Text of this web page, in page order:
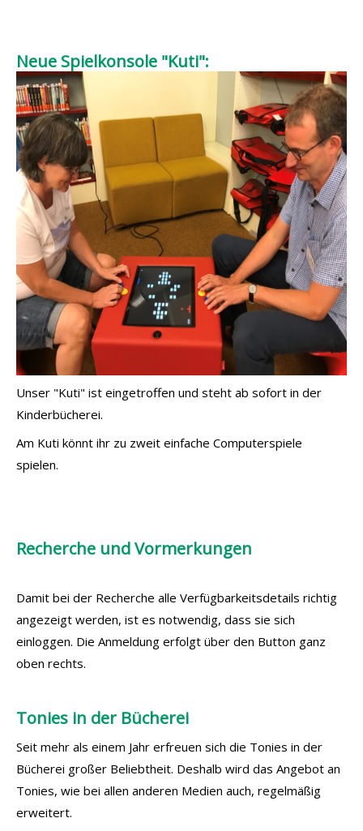
Neue Spielkonsole "Kuti":
Unser "Kuti" ist eingetroffen und steht ab sofort in der
Kinderbücherei.
Am Kuti könnt ihr zu zweit einfache Computerspiele
spielen.
Recherche und Vormerkungen
Damit bei der Recherche alle Verfügbarkeitsdetails richtig
angezeigt werden, ist es notwendig, dass sie sich
einloggen. Die Anmeldung erfolgt über den Button ganz
oben rechts.
Tonies in der Bücherei
Seit mehr als einem Jahr erfreuen sich die Tonies in der
Bücherei großer Beliebtheit. Deshalb wird das Angebot an
Tonies, wie bei allen anderen Medien auch, regelmäßig
erweitert.